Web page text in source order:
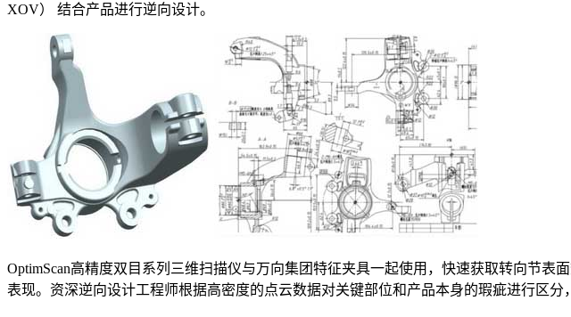
XOV） 结合产品进行逆向设计。
OptimScan高精度双目系列三维扫描仪与万向集团特征夹具一起使用，快速获取转向节
表现。资深逆向设计工程师根据高密度的点云数据对关键部位和产品本身的瑕疵进行区分